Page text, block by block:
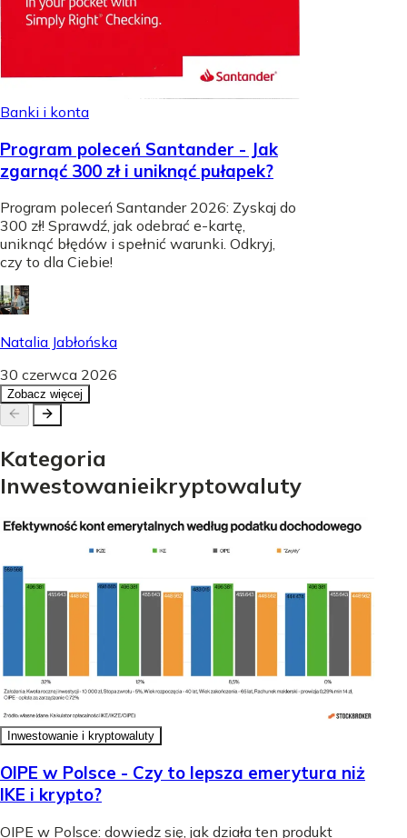
Banki i konta
Program poleceń Santander - Jak
zgarnąć 300 zł i uniknąć pułapek?
Program poleceń Santander 2026: Zyskaj do
300 zł! Sprawdź, jak odebrać e-kartę,
uniknąć błędów i spełnić warunki. Odkryj,
czy to dla Ciebie!
Natalia Jabłońska
30 czerwca 2026
Zobacz więcej
Kategoria
Inwestowanieikryptowaluty
Inwestowanie i kryptowaluty
OIPE w Polsce - Czy to lepsza emerytura niż
IKE i krypto?
OIPE w Polsce: dowiedz się, jak działa ten produkt